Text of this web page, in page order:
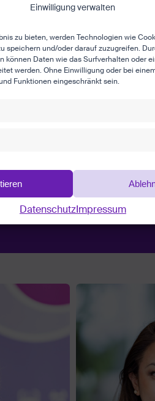
Einwilligung verwalten
zu bieten, werden Technologien wie
speichern und/oder darauf zuzugreifen.
können Daten wie das Surfverhalten oder
werden. Ohne Einwilligung oder bei
Funktionen eingeschränkt sein.
DatenschutzImpressum
Sie
Lernen Sie uns
uns eine